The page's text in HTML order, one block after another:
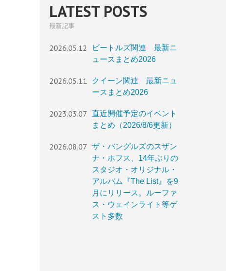
LATEST POSTS
最新記事
2026.05.12
ビートルズ関連 最新ニ
ュースまとめ2026
2026.05.11
クイーン関連 最新ニュ
ースまとめ2026
2023.03.07
直近開催予定のイベント
まとめ（2026/8/6更新）
2026.08.07
ザ・バングルズのスザン
ナ・ホフス、14年ぶりの
スタジオ・オリジナル・
アルバム『The List』を9
月にリリース。ルーファ
ス・ウェインライト等ゲ
スト多数